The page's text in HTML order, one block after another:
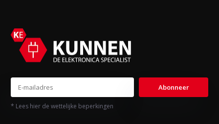
Abonneer
* Lees hier de wettelijke beperkingen